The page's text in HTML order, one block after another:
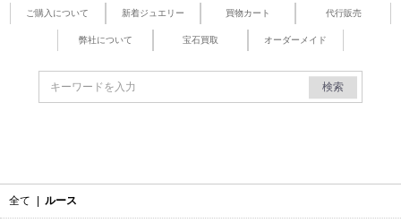
ご購入について 新着ジュエリー 買物カート 代行販売
弊社について 宝石買取 オーダーメイド
検索
全て ルース